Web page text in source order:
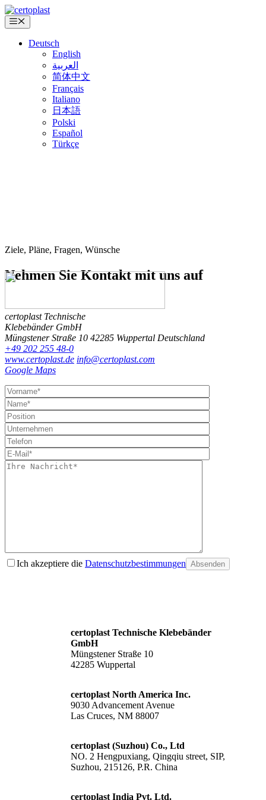
Zum
Inhalt
springen
Menü
Deutsch
English
العربية
简体中文
Français
Italiano
日本語
Polski
Español
Türkçe
Ziele, Pläne, Fragen, Wünsche
Nehmen Sie Kontaktmit uns auf
certoplast Technische
Klebebänder GmbH
Müngstener Straße 10 42285 Wuppertal Deutschland
+49 202 255 48-0
www.certoplast.de info@certoplast.com
Google Maps
Ich akzeptiere die Datenschutzbestimmungen Absenden
certoplast Technische Klebebänder
GmbH
Müngstener Straße 10
42285 Wuppertal
certoplast North America Inc.
9030 Advancement Avenue
Las Cruces, NM 88007
certoplast (Suzhou) Co., Ltd
NO. 2 Hengpuxiang, Qingqiu street, SIP,
Suzhou, 215126, P.R. China
certoplast India Pvt. Ltd.